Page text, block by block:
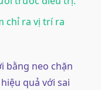
chỉ ra vị trí ra
bằng neo chặn
quả với sai